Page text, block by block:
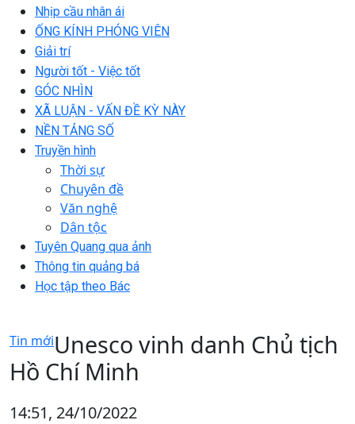
Nhịp cầu nhân ái
ỐNG KÍNH PHÓNG VIÊN
Giải trí
Người tốt - Việc tốt
GÓC NHÌN
XÃ LUẬN - VẤN ĐỀ KỲ NÀY
NỀN TẢNG SỐ
Truyền hình
Thời sự
Chuyên đề
Văn nghệ
Dân tộc
Tuyên Quang qua ảnh
Thông tin quảng bá
Học tập theo Bác
Tin mớiUnesco vinh danh Chủ tịch
Hồ Chí Minh
14:51, 24/10/2022